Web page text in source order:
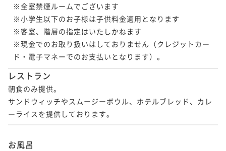
※全室禁煙ルームでございます
※小学生以下のお子様は子供料金適用となります
※客室、階層の指定はいたしかねます
※現金でのお取り扱いはしておりません（クレジットカー
ド・電子マネーでのお支払いとなります）。
レストラン
朝食のみ提供。
サンドウィッチやスムージーボウル、ホテルブレッド、カレ
ーライスを提供しております。
お風呂